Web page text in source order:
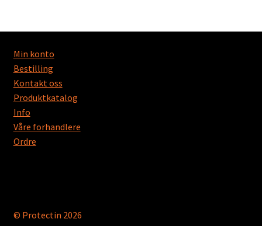
Min konto
Bestilling
Kontakt oss
Produktkatalog
Info
Våre forhandlere
Ordre
© Protectin 2026